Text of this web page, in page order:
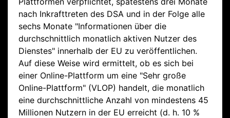
nach Inkrafttreten des DSA und in der Folge alle
sechs Monate "Informationen über die
durchschnittlich monatlich aktiven Nutzer des
Dienstes" innerhalb der EU zu veröffentlichen.
Auf diese Weise wird ermittelt, ob es sich bei
einer Online-Plattform um eine "Sehr große
Online-Plattform" (VLOP) handelt, die monatlich
eine durchschnittliche Anzahl von mindestens 45
Millionen Nutzern in der EU erreicht (d. h. 10 %